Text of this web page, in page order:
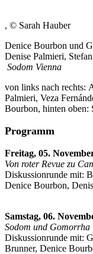
, © Sarah Hauber
Denice Bourbon und
Denise Palmieri,
Sodom Vienna
von links nach rechts:
Palmieri, Veza
Bourbon, hinten oben:
Programm
Freitag, 05.
Von roter Revue zu
Diskussionrunde mit:
Denice Bourbon,
Samstag, 06.
Sodom und
Diskussionrunde mit:
Brunner, Denice